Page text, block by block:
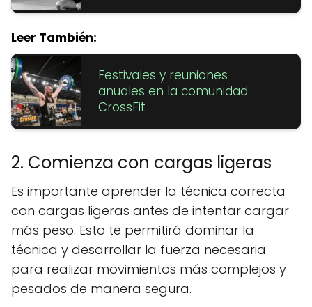
Leer También:
Festivales y reuniones
anuales en la comunidad
CrossFit
2. Comienza con cargas ligeras
Es importante aprender la técnica correcta
con cargas ligeras antes de intentar cargar
más peso. Esto te permitirá dominar la
técnica y desarrollar la fuerza necesaria
para realizar movimientos más complejos y
pesados de manera segura.